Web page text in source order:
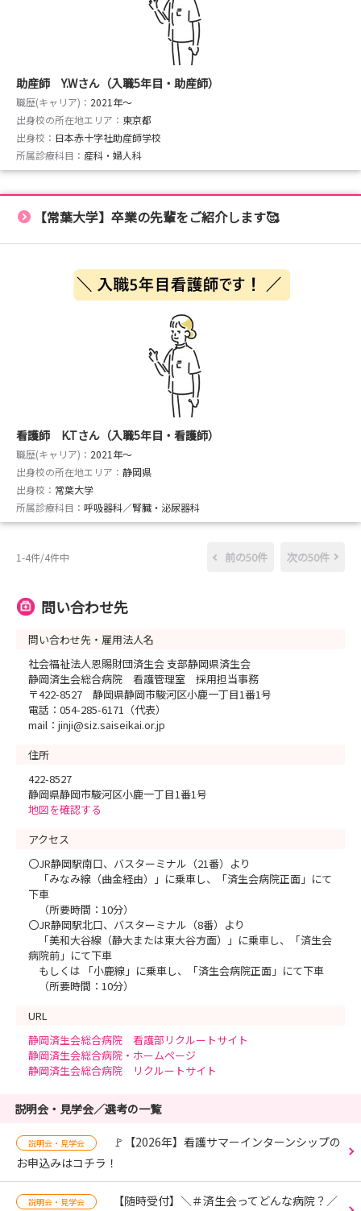
助産師 Y.Wさん（入職5年目・助産師）
職歴(キャリア)： 2021年〜
出身校の所在地エリア： 東京都
出身校： 日本赤十字社助産師学校
所属診療科目： 産科・婦人科
【常葉大学】卒業の先輩をご紹介します🥰
看護師 K.Tさん（入職5年目・看護師）
職歴(キャリア)： 2021年〜
出身校の所在地エリア： 静岡県
出身校： 常葉大学
所属診療科目： 呼吸器科／腎臓・泌尿器科
1-4件/4件中 前の50件 次の50件
問い合わせ先
問い合わせ先・雇用法人名
社会福祉法人恩賜財団済生会 支部静岡県済生会
静岡済生会総合病院 看護管理室 採用担当事務
〒422-8527 静岡県静岡市駿河区小鹿一丁目1番1号
電話：054-285-6171（代表）
mail：jinji@siz.saiseikai.or.jp
住所
422-8527
静岡県静岡市駿河区小鹿一丁目1番1号
地図を確認する
アクセス
〇JR静岡駅南口、バスターミナル（21番）より
「みなみ線（曲金経由）」に乗車し、「済生会病院正面」にて
下車
（所要時間：10分）
〇JR静岡駅北口、バスターミナル（8番）より
「美和大谷線（静大または東大谷方面）」に乗車し、「済生会
病院前」にて下車
もしくは 「小鹿線」に乗車し、「済生会病院正面」にて下車
（所要時間：10分）
URL
静岡済生会総合病院 看護部リクルートサイト
静岡済生会総合病院・ホームページ
静岡済生会総合病院 リクルートサイト
説明会・見学会／選考の一覧
説明会・見学会
🚩【2026年】看護サマーインターンシップの
お申込みはコチラ！
説明会・見学会
【随時受付】＼＃済生会ってどんな病院？／